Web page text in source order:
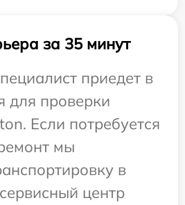
за 35 минут
приедет в
для проверки
Если потребуется
мы
в
центр